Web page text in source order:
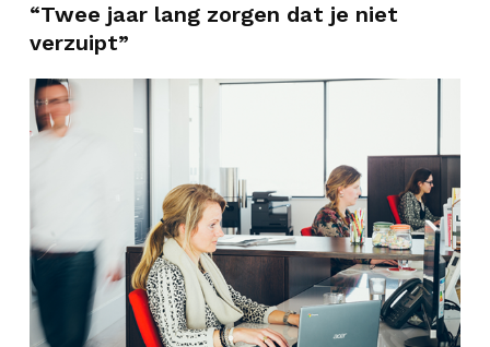
“Twee jaar lang zorgen dat je niet
verzuipt”